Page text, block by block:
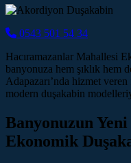
0543 501 54 34
Hacıramazanlar Mahallesi
banyonuza hem şıklık hem
Adapazarı’nda hizmet
modern duşakabin
Banyonuzun Yeni
Ekonomik